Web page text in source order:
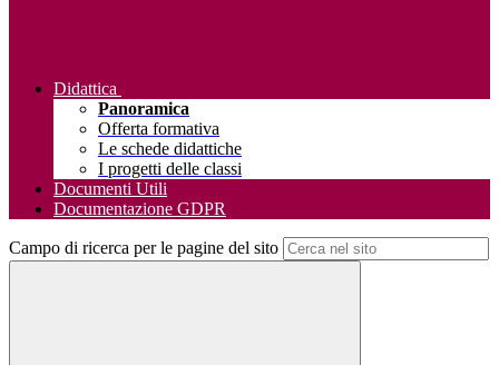
Didattica
Panoramica
Offerta formativa
Le schede didattiche
I progetti delle classi
Documenti Utili
Documentazione GDPR
Campo di ricerca per le pagine del sito